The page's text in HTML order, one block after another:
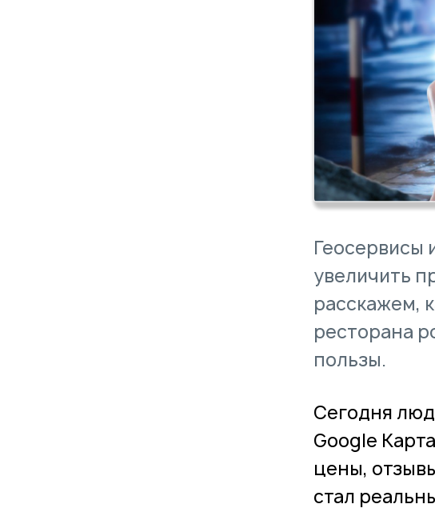
Геосервисы
увеличить
расскажем,
ресторана
пользы.
Сегодня
Google
цены,
стал